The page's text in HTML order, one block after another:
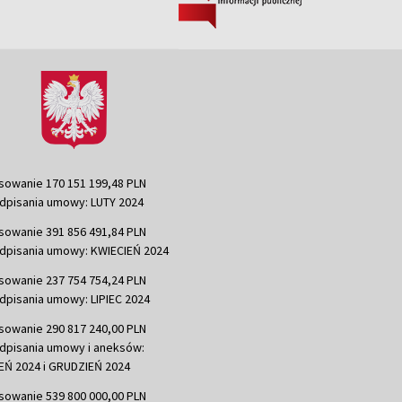
170 151 199,48 PLN
umowy: LUTY 2024
391 856 491,84 PLN
umowy: KWIECIEŃ 2024
237 754 754,24 PLN
umowy: LIPIEC 2024
290 817 240,00 PLN
umowy i aneksów:
2024 i GRUDZIEŃ 2024
539 800 000,00 PLN